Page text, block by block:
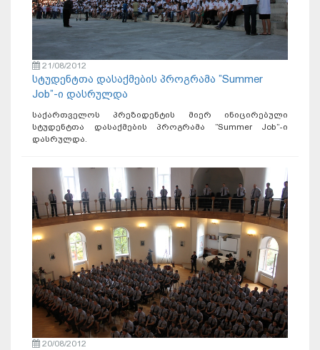
21/08/2012
სტუდენტთა დასაქმების პროგრამა ”Summer
Job”-ი დასრულდა
საქართველოს პრეზიდენტის მიერ ინიცირებული
სტუდენტთა დასაქმების პროგრამა ”Summer Job”-ი
დასრულდა.
20/08/2012